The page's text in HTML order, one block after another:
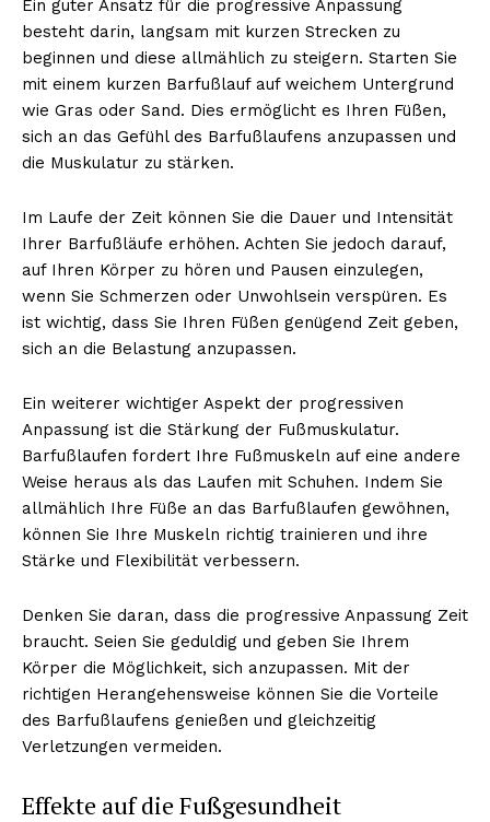
Ein guter Ansatz für die progressive Anpassung
besteht darin, langsam mit kurzen Strecken zu
beginnen und diese allmählich zu steigern. Starten Sie
mit einem kurzen Barfußlauf auf weichem Untergrund
wie Gras oder Sand. Dies ermöglicht es Ihren Füßen,
sich an das Gefühl des Barfußlaufens anzupassen und
die Muskulatur zu stärken.
Im Laufe der Zeit können Sie die Dauer und Intensität
Ihrer Barfußläufe erhöhen. Achten Sie jedoch darauf,
auf Ihren Körper zu hören und Pausen einzulegen,
wenn Sie Schmerzen oder Unwohlsein verspüren. Es
ist wichtig, dass Sie Ihren Füßen genügend Zeit geben,
sich an die Belastung anzupassen.
Ein weiterer wichtiger Aspekt der progressiven
Anpassung ist die Stärkung der Fußmuskulatur.
Barfußlaufen fordert Ihre Fußmuskeln auf eine andere
Weise heraus als das Laufen mit Schuhen. Indem Sie
allmählich Ihre Füße an das Barfußlaufen gewöhnen,
können Sie Ihre Muskeln richtig trainieren und ihre
Stärke und Flexibilität verbessern.
Denken Sie daran, dass die progressive Anpassung Zeit
braucht. Seien Sie geduldig und geben Sie Ihrem
Körper die Möglichkeit, sich anzupassen. Mit der
richtigen Herangehensweise können Sie die Vorteile
des Barfußlaufens genießen und gleichzeitig
Verletzungen vermeiden.
Effekte auf die Fußgesundheit